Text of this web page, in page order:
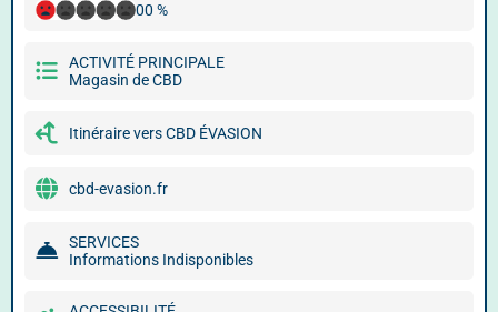
00 %
ACTIVITÉ PRINCIPALE
Magasin de CBD
Itinéraire vers CBD ÉVASION
cbd-evasion.fr
SERVICES
Informations Indisponibles